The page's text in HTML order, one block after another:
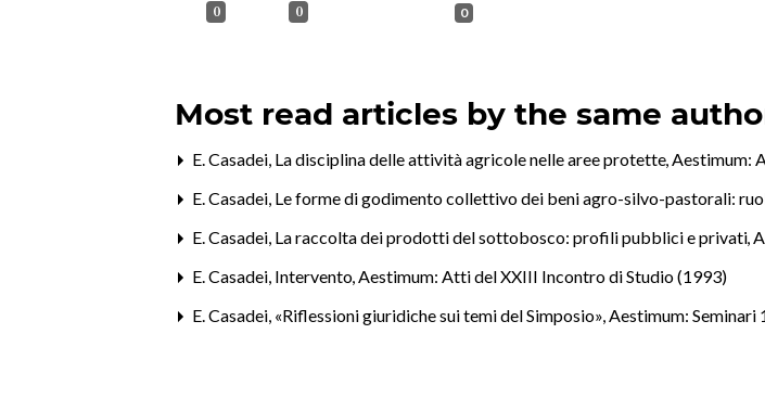
0 0 0
Most read articles by the same
E. Casadei, La disciplina delle attività agricole nelle aree protette,Aestimum:
E. Casadei, Le forme di godimento collettivo dei beni agro-silvo-pastorali:
E. Casadei, La raccolta dei prodotti del sottobosco: profili pubblici e privati,
E. Casadei, Intervento,Aestimum: Atti del XXIII Incontro di Studio (1993)
E. Casadei, «Riflessioni giuridiche sui temi del Simposio»,Aestimum: Seminari